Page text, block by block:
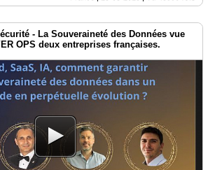
- La Souveraineté des Données vue
OPS deux entreprises françaises.